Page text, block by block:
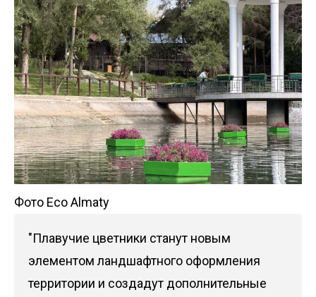
Фото Eco Almaty
"Плавучие цветники станут новым
элементом ландшафтного оформления
территории и создадут дополнительные